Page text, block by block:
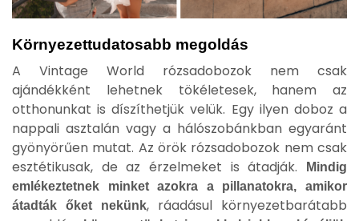
Környezettudatosabb megoldás
A Vintage World rózsadobozok nem csak
ajándékként lehetnek tökéletesek, hanem az
otthonunkat is díszíthetjük velük. Egy ilyen doboz a
nappali asztalán vagy a hálószobánkban egyaránt
gyönyörűen mutat. Az örök rózsadobozok nem csak
esztétikusak, de az érzelmeket is átadják.
Mindig
emlékeztetnek minket azokra a pillanatokra, amikor
átadták őket nekünk, ráadásul környezetbarátabb